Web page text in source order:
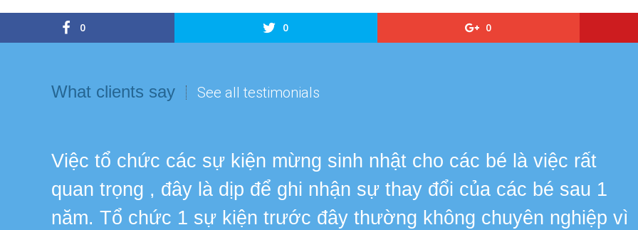
0 0 0
What clients say See all testimonials
Việc tổ chức các sự kiện mừng sinh nhật cho các bé là việc rất
quan trọng , đây là dịp để ghi nhận sự thay đổi của các bé sau 1
năm. Tổ chức 1 sự kiện trước đây thường không chuyên nghiệp vì